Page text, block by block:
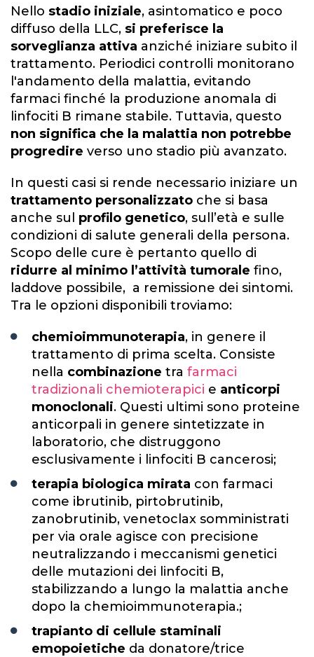
Nello stadio iniziale, asintomatico e poco
diffuso della LLC, si preferisce la
sorveglianza attiva anziché iniziare subito il
trattamento. Periodici controlli monitorano
l'andamento della malattia, evitando
farmaci finché la produzione anomala di
linfociti B rimane stabile. Tuttavia, questo
non significa che la malattia non potrebbe
progredire verso uno stadio più avanzato.
In questi casi si rende necessario iniziare un
trattamento personalizzato che si basa
anche sul profilo genetico, sull’età e sulle
condizioni di salute generali della persona.
Scopo delle cure è pertanto quello di
ridurre al minimo l’attività tumorale fino,
laddove possibile, a remissione dei sintomi.
Tra le opzioni disponibili troviamo:
chemioimmunoterapia, in genere il
trattamento di prima scelta. Consiste
nella combinazione tra farmaci
tradizionali chemioterapici e anticorpi
monoclonali. Questi ultimi sono proteine
anticorpali in genere sintetizzate in
laboratorio, che distruggono
esclusivamente i linfociti B cancerosi;
terapia biologica mirata con farmaci
come ibrutinib, pirtobrutinib,
zanobrutinib, venetoclax somministrati
per via orale agisce con precisione
neutralizzando i meccanismi genetici
delle mutazioni dei linfociti B,
stabilizzando a lungo la malattia anche
dopo la chemioimmunoterapia.;
trapianto di cellule staminali
emopoietiche da donatore/trice